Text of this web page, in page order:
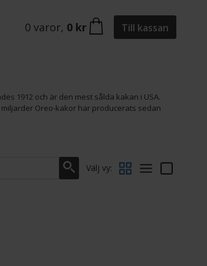
0 varor, 0 kr Till kassan
1912 och är den mest sålda kakan i USA.
Oreo-kakor har producerats sedan
Välj vy: